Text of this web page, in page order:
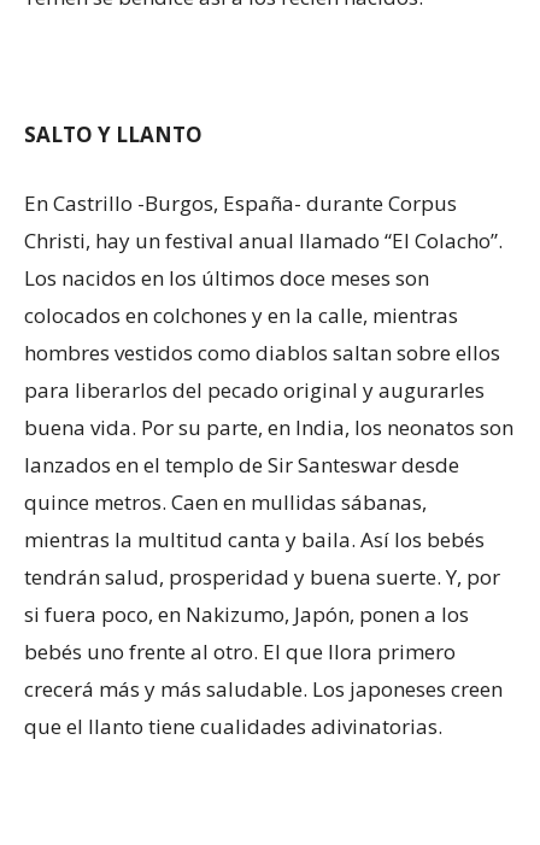
SALTO Y LLANTO
En Castrillo -Burgos, España- durante Corpus
Christi, hay un festival anual llamado “El Colacho”.
Los nacidos en los últimos doce meses son
colocados en colchones y en la calle, mientras
hombres vestidos como diablos saltan sobre ellos
para liberarlos del pecado original y augurarles
buena vida. Por su parte, en India, los neonatos son
lanzados en el templo de Sir Santeswar desde
quince metros. Caen en mullidas sábanas,
mientras la multitud canta y baila. Así los bebés
tendrán salud, prosperidad y buena suerte. Y, por
si fuera poco, en Nakizumo, Japón, ponen a los
bebés uno frente al otro. El que llora primero
crecerá más y más saludable. Los japoneses creen
que el llanto tiene cualidades adivinatorias.